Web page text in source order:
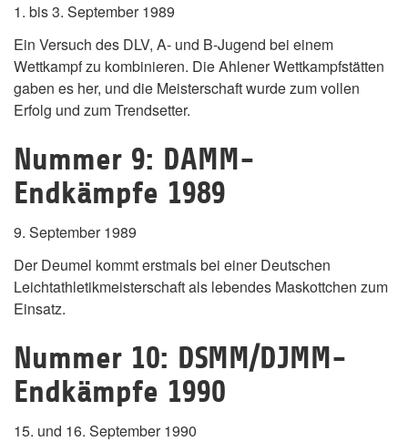
1. bis 3. September 1989
Ein Versuch des DLV, A- und B-Jugend bei einem
Wettkampf zu kombinieren. Die Ahlener Wettkampfstätten
gaben es her, und die Meisterschaft wurde zum vollen
Erfolg und zum Trendsetter.
Nummer 9: DAMM-
Endkämpfe 1989
9. September 1989
Der Deumel kommt erstmals bei einer Deutschen
Leichtathletikmeisterschaft als lebendes Maskottchen zum
Einsatz.
Nummer 10: DSMM/DJMM-
Endkämpfe 1990
15. und 16. September 1990